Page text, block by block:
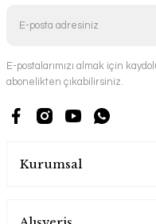
E-postalarımızı almak için
abonelikten çıkabilirsiniz.
Kurumsal